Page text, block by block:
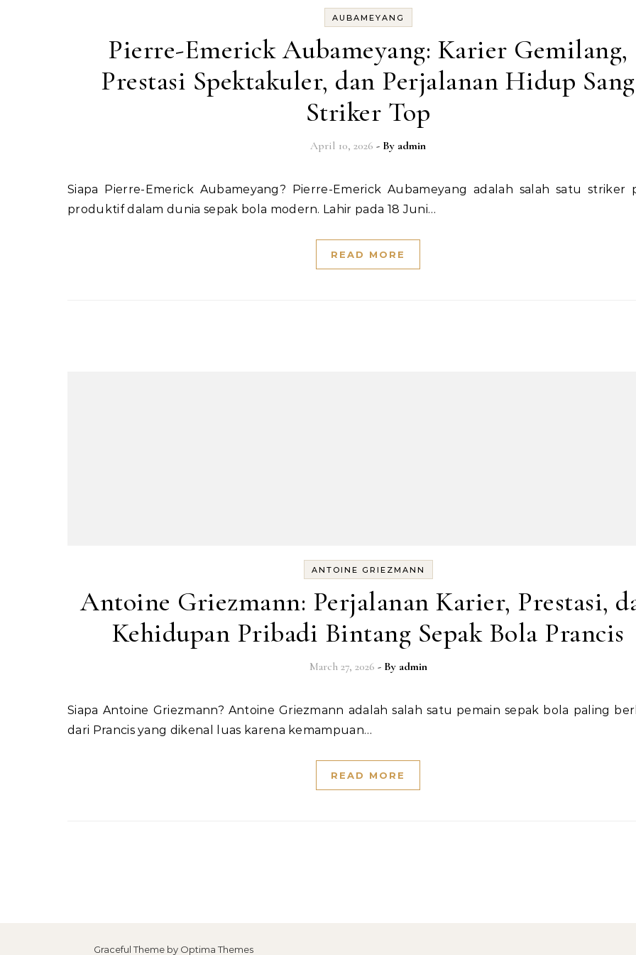
AUBAMEYANG
Pierre-Emerick Aubameyang: Karier Gemilang,
Prestasi Spektakuler, dan Perjalanan Hidup Sang
Striker Top
April 10, 2026 - By admin
Siapa Pierre-Emerick Aubameyang? Pierre-Emerick Aubameyang adalah salah satu striker paling
produktif dalam dunia sepak bola modern. Lahir pada 18 Juni…
READ MORE
ANTOINE GRIEZMANN
Antoine Griezmann: Perjalanan Karier, Prestasi,
Kehidupan Pribadi Bintang Sepak Bola Prancis
March 27, 2026 - By admin
Siapa Antoine Griezmann? Antoine Griezmann adalah salah satu pemain sepak bola paling berbakat
dari Prancis yang dikenal luas karena kemampuan…
READ MORE
Graceful Theme by Optima Themes